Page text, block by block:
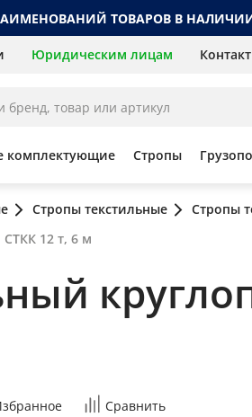
ТОВАРОВ В
Юридическим лицам
комплектующие Стропы
Стропы текстильные
Стропы
12 т, 6 м
Сравнить